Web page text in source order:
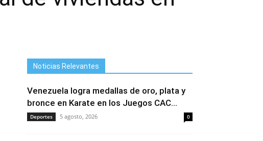
Noticias Relevantes
Venezuela logra medallas de oro, plata y
bronce en Karate en los Juegos CAC...
Deportes 5 agosto, 2026 0